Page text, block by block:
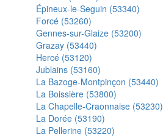
Épineux-le-Seguin (53340)
Forcé (53260)
Gennes-sur-Glaize (53200)
Grazay (53440)
Hercé (53120)
Jublains (53160)
La Bazoge-Montpinçon (53440)
La Boissière (53800)
La Chapelle-Craonnaise (53230)
La Dorée (53190)
La Pellerine (53220)